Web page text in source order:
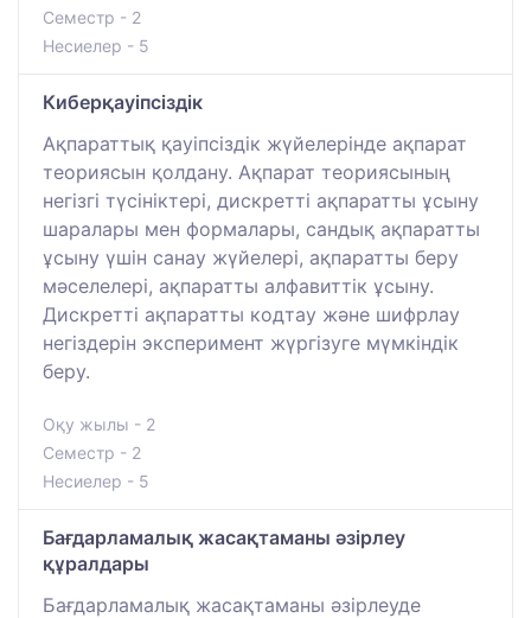
Семестр - 2
Несиелер - 5
Киберқауіпсіздік
Ақпараттық қауіпсіздік жүйелерінде ақпарат
теориясын қолдану. Ақпарат теориясының
негізгі түсініктері, дискретті ақпаратты ұсыну
шаралары мен формалары, сандық ақпаратты
ұсыну үшін санау жүйелері, ақпаратты беру
мәселелері, ақпаратты алфавиттік ұсыну.
Дискретті ақпаратты кодтау және шифрлау
негіздерін эксперимент жүргізуге мүмкіндік
беру.
Оқу жылы - 2
Семестр - 2
Несиелер - 5
Бағдарламалық жасақтаманы әзірлеу
құралдары
Бағдарламалық жасақтаманы әзірлеуде